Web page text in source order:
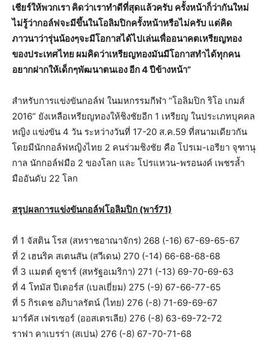
เชียร์ให้พวกเรา คิดว่าเราทำดีที่สุดแล้วครับ ครั้งหน้าก็ว่ากันใหม่
ไม่รู้ว่ากอล์ฟจะมีขึ้นในโอลิมปิกครั้งหน้าหรือไม่ครับ แต่คิด
ภาวนาว่ารุ่นน้องๆจะมีโอกาสได้ไปเล่นเพื่ออนาคตเหรียญทอง
ของประเทศไทย ผมคิดว่าเหรียญทองมันมีโอกาสทำได้ทุกคน
อยากฝากให้เด็กๆพัฒนาตนเอง อีก4ปีข้างหน้า”
สำหรับการแข่งขันกอล์ฟ ในมหกรรมกีฬา “โอลิมปิก ริโอ เกมส์
2016” ยังเหลือเหรียญทองให้ชิงชัยอีก 1 เหรียญ ในประเภทบุคคล
หญิง แข่งขัน 4 วัน ระหว่างวันที่ 17-20 ส.ค.59 ที่สนามเดียวกัน
โดยมีนักกอล์ฟหญิงไทย 2 คนร่วมชิงชัย คือ โปรเม-เอรียา จุฑานุ
กาล นักกอล์ฟมือ 2 ของโลก และ โปรแหวน-พรอนงค์ เพชรล้ำ
มืออันดับ 22 โลก
สรุปผลการแข่งขันกอล์ฟโอลิมปิก (พาร์71)
ที่ 1 จัสติน โรส (สหราชอาณาจักร) 268 (-16) 67-69-65-67
ที่ 2 เฮนริค สเตนสัน (สวีเดน) 270 (-14) 66-68-68-68
ที่ 3 แมตต์ คูชาร์ (สหรัฐอเมริกา) 271 (-13) 69-70-69-63
ที่ 4 โทมัส ปีเตอร์ส (เบลเยี่ยม) 275 (-9) 67-66-77-65
ที่ 5 กิรเดช อภิบาลรัตน์ (ไทย) 276 (-8) 71-69-69-67
มาร์คัส เฟรเซอร์ (ออสเตรเลีย) 276 (-8) 63-69-72-72
ราฟา คาเบรร่า (สเปน) 276 (-8) 67-70-71-68